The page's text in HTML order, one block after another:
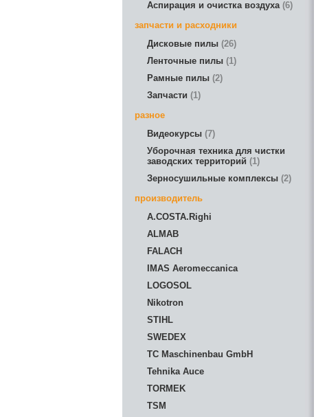
Аспирация и очистка воздуха 6
запчасти и расходники
Дисковые пилы 26
Ленточные пилы 1
Рамные пилы 2
Запчасти
1
разное
Видеокурсы 7
Уборочная техника для чистки
заводских территорий
1
Зерносушильные комплексы 2
производитель
A.COSTA.Righi
ALMAB
FALACH
IMAS Aeromeccanica
LOGOSOL
Nikotron
STIHL
SWEDEX
TC Maschinenbau GmbH
Tehnika Auce
TORMEK
TSM